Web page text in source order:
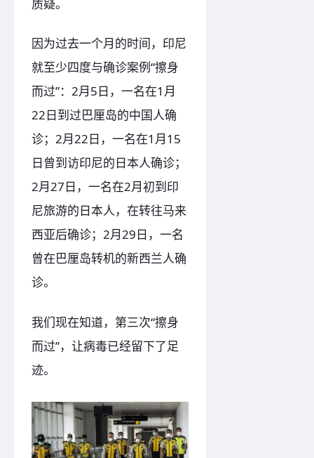
质疑。
因为过去一个月的时间，印尼
就至少四度与确诊案例“擦身
而过”：2月5日，一名在1月
22日到过巴厘岛的中国人确
诊；2月22日，一名在1月15
日曾到访印尼的日本人确诊；
2月27日，一名在2月初到印
尼旅游的日本人，在转往马来
西亚后确诊；2月29日，一名
曾在巴厘岛转机的新西兰人确
诊。
我们现在知道，第三次“擦身
而过”，让病毒已经留下了足
迹。